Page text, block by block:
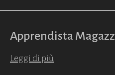
Apprendista
Leggi di più